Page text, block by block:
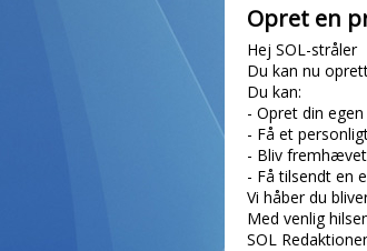
Opret en
Hej SOL-stråler
Du kan nu
Du kan:
- Opret din
- Få et
- Bliv
- Få tilsendt en
Vi håber du
Med venlig
SOL